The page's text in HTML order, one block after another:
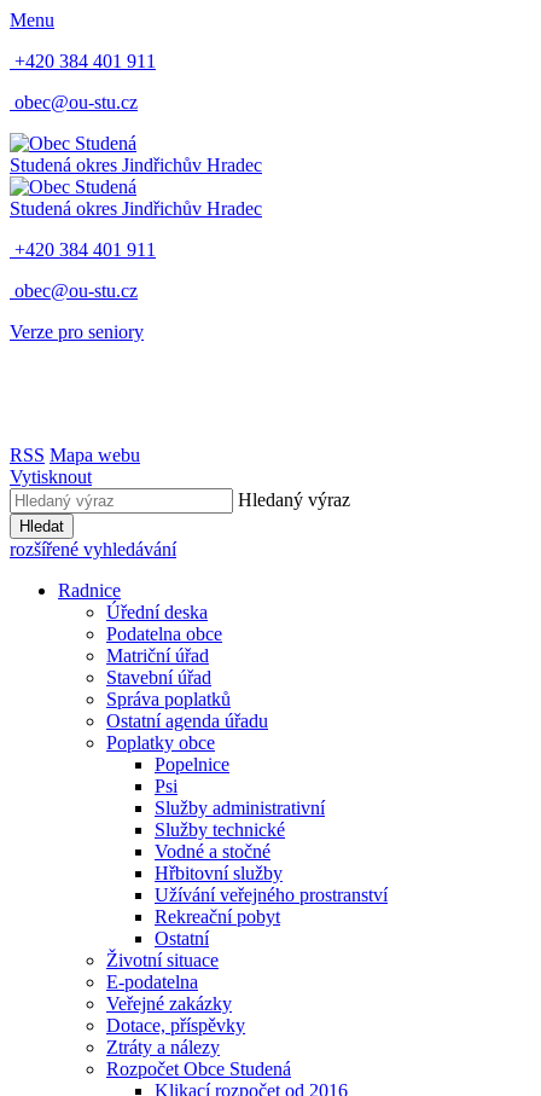
Menu
+420 384 401 911
obec@ou-stu.cz
Studená okres Jindřichův Hradec
Studená okres Jindřichův Hradec
+420 384 401 911
obec@ou-stu.cz
Verze pro seniory
RSS Mapa webu
Vytisknout
Hledaný výraz
Hledat
rozšířené vyhledávání
Radnice
Úřední deska
Podatelna obce
Matriční úřad
Stavební úřad
Správa poplatků
Ostatní agenda úřadu
Poplatky obce
Popelnice
Psi
Služby administrativní
Služby technické
Vodné a stočné
Hřbitovní služby
Užívání veřejného prostranství
Rekreační pobyt
Ostatní
Životní situace
E-podatelna
Veřejné zakázky
Dotace, příspěvky
Ztráty a nálezy
Rozpočet Obce Studená
Klikací rozpočet od 2016